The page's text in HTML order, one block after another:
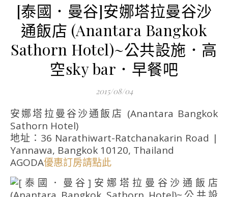
[泰國．曼谷]安娜塔拉曼谷沙
通飯店 (Anantara Bangkok
Sathorn Hotel)~公共設施．高
空sky bar．早餐吧
2015/08/04
安娜塔拉曼谷沙通飯店 (Anantara Bangkok
Sathorn Hotel)
地址：36 Narathiwart-Ratchanakarin Road |
Yannawa, Bangkok 10120, Thailand
AGODA優惠訂房請點此